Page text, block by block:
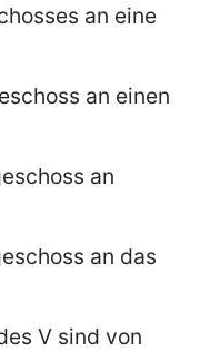
an eine
an einen
an
an das
V sind von